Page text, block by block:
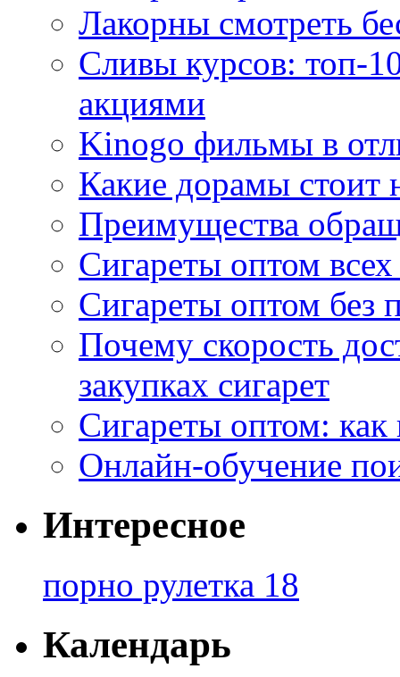
Лакорны смотреть
Сливы курсов: топ-
акциями
Kinogo фильмы в
Какие дорамы стоит
Преимущества
Сигареты оптом
Сигареты оптом без
Почему скорость
закупках сигарет
Сигареты оптом:
Онлайн-обучение
Интересное
порно рулетка 18
Календарь